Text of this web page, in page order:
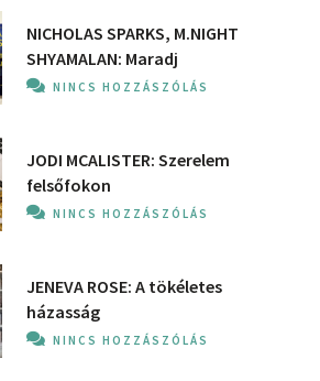
NICHOLAS SPARKS, M.NIGHT
SHYAMALAN: Maradj
NINCS HOZZÁSZÓLÁS
JODI MCALISTER: Szerelem
felsőfokon
NINCS HOZZÁSZÓLÁS
JENEVA ROSE: A ​tökéletes
házasság
NINCS HOZZÁSZÓLÁS